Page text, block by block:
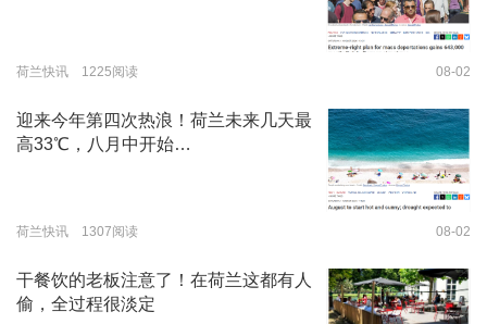
荷兰快讯 1225阅读 08-02
迎来今年第四次热浪！荷兰未来几天最
高33℃，八月中开始…
荷兰快讯 1307阅读 08-02
干餐饮的老板注意了！在荷兰这都有人
偷，全过程很淡定